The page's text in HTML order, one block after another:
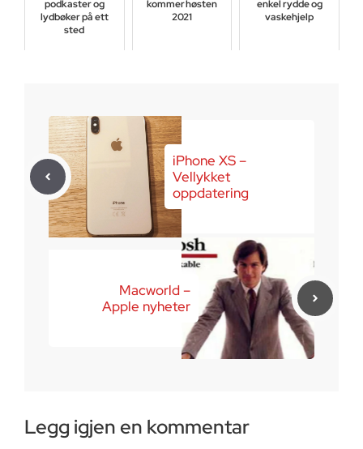
podkaster og
lydbøker på ett
sted
kommer høsten
2021
enkel rydde og
vaskehjelp
iPhone XS –
Vellykket
oppdatering
Macworld –
Apple nyheter
Legg igjen en kommentar